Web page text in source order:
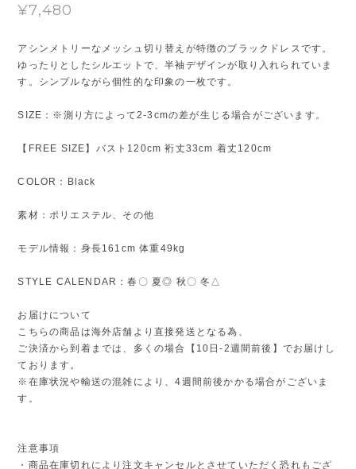
¥7,480
アシンメトリーなメッシュ切り替えが特徴のブラックドレスです。
ゆったりとしたシルエットで、半袖デザインが取り入れられていま
す。シンプルながら個性的な印象の一枚です。
SIZE：※測り方によって2-3cmの差が生じる場合がございます。
【FREE SIZE】バスト120cm 裄丈33cm 着丈120cm
COLOR：Black
素材：ポリエステル、その他
モデル情報：身長161cm 体重49kg
STYLE CALENDAR：春〇 夏◎ 秋〇 冬△
お届けについて
こちらの商品は海外店舗より直接発送となる為、
ご決済から到着までは、多くの場合【10日-2週間前後】でお届けし
ております。
※在庫状況や輸送の混雑により、4週間前後かかる場合がございま
す。
注意事項
・商品在庫切れにより注文キャンセルとさせていただく恐れもござ